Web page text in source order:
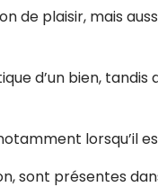
de plaisir, mais
d’un bien, tandis
lorsqu’il
sont présentes